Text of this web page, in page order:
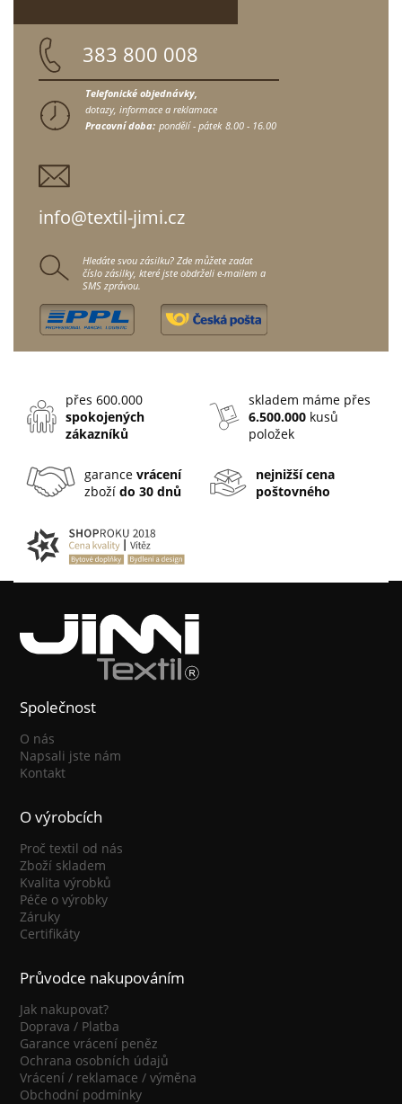
383 800 008
Telefonické objednávky,
dotazy, informace a reklamace
Pracovní doba: pondělí - pátek 8.00 - 16.00
info@textil-jimi.cz
Hledáte svou zásilku? Zde můžete zadat
číslo zásilky, které jste obdrželi e-mailem a
SMS zprávou.
přes 600.000
spokojených
zákazníků
skladem máme přes
6.500.000 kusů
položek
garancevrácení
zbožído 30 dnů
nejnižší cena
poštovného
Společnost
O nás
Napsali jste nám
Kontakt
O výrobcích
Proč textil od nás
Zboží skladem
Kvalita výrobků
Péče o výrobky
Záruky
Certifikáty
Průvodce nakupováním
Jak nakupovat?
Doprava / Platba
Garance vrácení peněz
Ochrana osobních údajů
Vrácení / reklamace / výměna
Obchodní podmínky